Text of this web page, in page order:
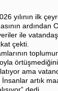
yılının ilk
ardından
ile
çekti.
ama
artık